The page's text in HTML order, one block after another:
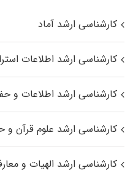
کارشناسی ارشد آماد
کارشناسی ارشد اطلاعات
کارشناسی ارشد اطلاعات و
کارشناسی ارشد علوم قرآن
کارشناسی ارشد الهیات و